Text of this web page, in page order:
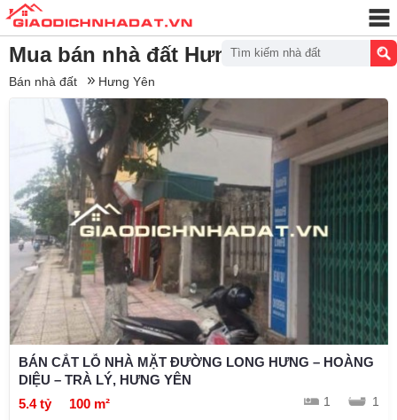
Mua bán nhà đất Hưng Yên
Bán nhà đất Hưng Yên
BÁN CẮT LỖ NHÀ MẶT ĐƯỜNG LONG HƯNG – HOÀNG
DIỆU – TRÀ LÝ, HƯNG YÊN
5.4 tỷ
100 m² 1 1
Tìm kiếm nhà đất